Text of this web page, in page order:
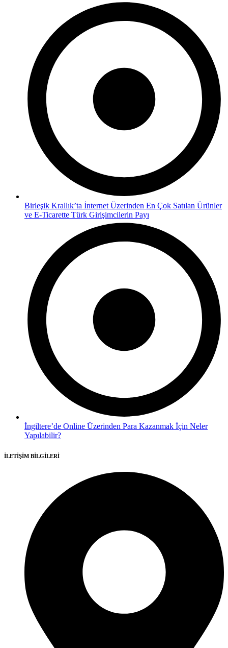
Birleşik Krallık’ta İnternet Üzerinden En Çok Satılan Ürünler
ve E-Ticarette Türk Girişimcilerin Payı
İngiltere’de Online Üzerinden Para Kazanmak İçin Neler
Yapılabilir?
İLETİŞİM BİLGİLERİ